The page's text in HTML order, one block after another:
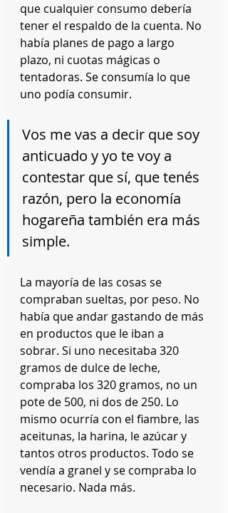
que cualquier consumo debería
tener el respaldo de la cuenta. No
había planes de pago a largo
plazo, ni cuotas mágicas o
tentadoras. Se consumía lo que
uno podía consumir.
Vos me vas a decir que soy
anticuado y yo te voy a
contestar que sí, que tenés
razón, pero la economía
hogareña también era más
simple.
La mayoría de las cosas se
compraban sueltas, por peso. No
había que andar gastando de más
en productos que le iban a
sobrar. Si uno necesitaba 320
gramos de dulce de leche,
compraba los 320 gramos, no un
pote de 500, ni dos de 250. Lo
mismo ocurría con el fiambre, las
aceitunas, la harina, le azúcar y
tantos otros productos. Todo se
vendía a granel y se compraba lo
necesario. Nada más.